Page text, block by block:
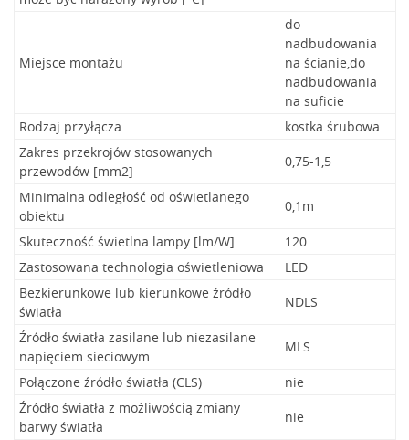
Miejsce montażu
do
nadbudowania
na ścianie,do
nadbudowania
na suficie
Rodzaj przyłącza
kostka śrubowa
Zakres przekrojów stosowanych
przewodów [mm2]
0,75-1,5
Minimalna odległość od oświetlanego
obiektu
0,1m
Skuteczność świetlna lampy [lm/W]
120
Zastosowana technologia oświetleniowa
LED
Bezkierunkowe lub kierunkowe źródło
światła
NDLS
Źródło światła zasilane lub niezasilane
napięciem sieciowym
MLS
Połączone źródło światła (CLS)
nie
Źródło światła z możliwością zmiany
barwy światła
nie